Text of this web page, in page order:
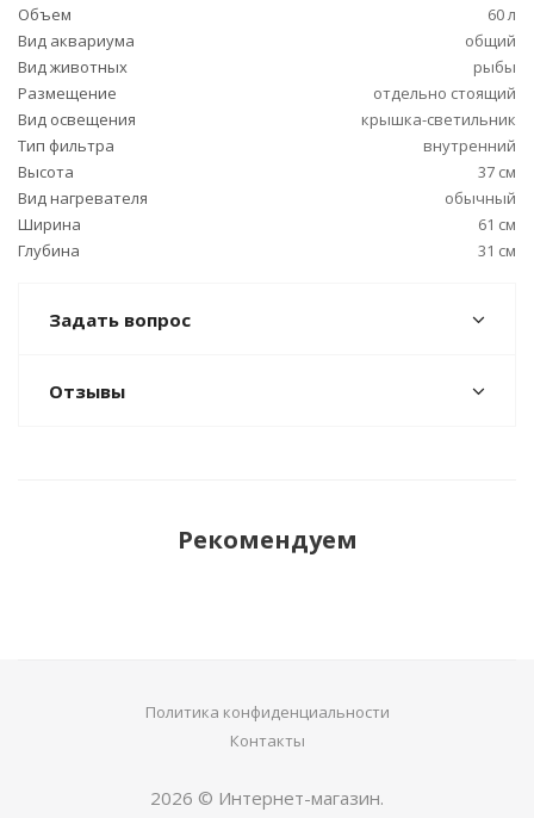
Объем
60 л
Вид аквариума
общий
Вид животных
рыбы
Размещение
отдельно стоящий
Вид освещения
крышка-светильник
Тип фильтра
внутренний
Высота
37 см
Вид нагревателя
обычный
Ширина
61 см
Глубина
31 см
Задать вопрос
Отзывы
Рекомендуем
Политика конфиденциальности
Контакты
2026 © Интернет-магазин.